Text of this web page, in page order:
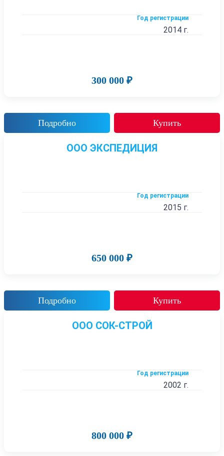
Год регистрации
2014 г.
300 000 ₽
Подробно Купить
ООО ЭКСПЕДИЦИЯ
Год регистрации
2015 г.
650 000 ₽
Подробно Купить
ООО СОК-СТРОЙ
Год регистрации
2002 г.
800 000 ₽